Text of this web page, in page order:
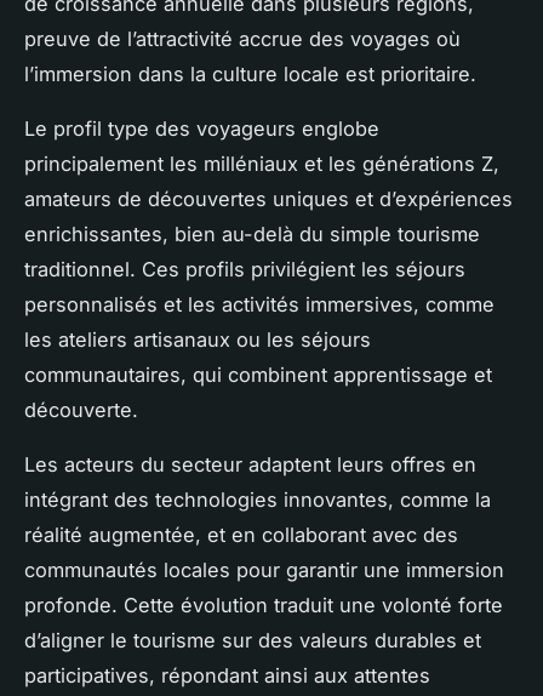
preuve de l’attractivité accrue des voyages où
l’immersion dans la culture locale est prioritaire.
Le profil type des voyageurs englobe
principalement les milléniaux et les générations Z,
amateurs de découvertes uniques et d’expériences
enrichissantes, bien au-delà du simple tourisme
traditionnel. Ces profils privilégient les séjours
personnalisés et les activités immersives, comme
les ateliers artisanaux ou les séjours
communautaires, qui combinent apprentissage et
découverte.
Les acteurs du secteur adaptent leurs offres en
intégrant des technologies innovantes, comme la
réalité augmentée, et en collaborant avec des
communautés locales pour garantir une immersion
profonde. Cette évolution traduit une volonté forte
d’aligner le tourisme sur des valeurs durables et
participatives, répondant ainsi aux attentes